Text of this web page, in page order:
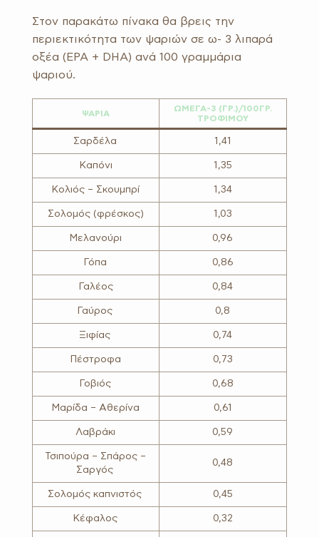
Στον παρακάτω πίνακα θα βρεις την
περιεκτικότητα των ψαριών σε ω- 3 λιπαρά
οξέα (EPA + DHA) ανά 100 γραμμάρια
ψαριού.
ΨΑΡΙΑ
ΩΜΕΓΑ-3 (ΓΡ.)/100ΓΡ.
ΤΡΟΦΙΜΟΥ
Σαρδέλα 1,41
Καπόνι 1,35
Κολιός – Σκουμπρί 1,34
Σολομός (φρέσκος) 1,03
Μελανούρι 0,96
Γόπα 0,86
Γαλέος 0,84
Γαύρος 0,8
Ξιφίας 0,74
Πέστροφα 0,73
Γοβιός 0,68
Μαρίδα – Αθερίνα 0,61
Λαβράκι 0,59
Τσιπούρα – Σπάρος –
Σαργός
0,48
Σολομός καπνιστός 0,45
Κέφαλος 0,32